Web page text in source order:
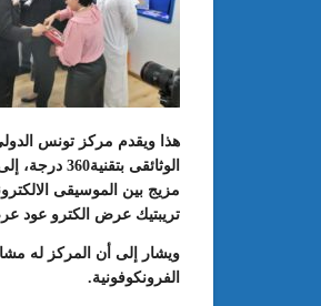
هذا ويقدم مركز تونس الدولي
الوثائقى
مزيج بين الموسيقى
تريبتيك عرض الكترو عود
ويشار إلى أن المركز له
الفرونكوفونية.